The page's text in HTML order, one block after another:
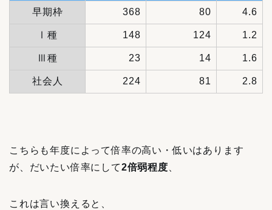
早期枠 368 80 4.6
Ⅰ種 148 124 1.2
Ⅲ種 23 14 1.6
社会人 224 81 2.8
こちらも年度によって倍率の高い・低いはあります
が、だいたい倍率にして2倍弱程度、
これは言い換えると、